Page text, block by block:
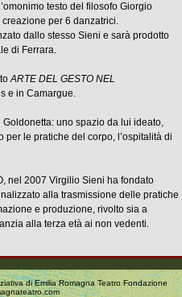
testo del filosofo Giorgio
per 6 danzatrici.
dallo stesso Sieni e sarà prodotto
di Ferrara.
ARTE DEL GESTO NEL
e in Camargue.
uno spazio da lui ideato,
per le pratiche del corpo, l’ospitalità di
nel 2007 Virgilio Sieni ha fondato
alla trasmissione delle pratiche
e produzione, rivolto sia a
alla terza età ai non vedenti.
di Emilia Romagna Teatro Fondazione